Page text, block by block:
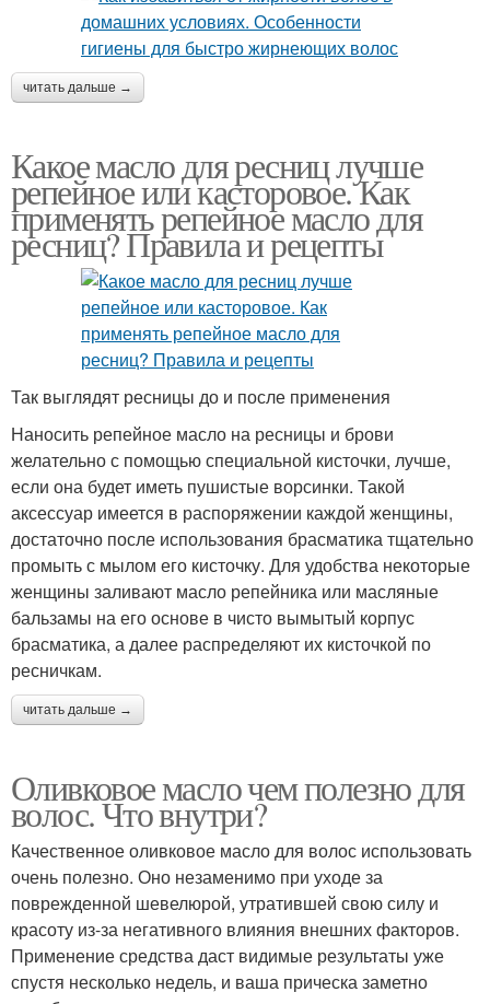
читать дальше →
Какое масло для ресниц лучше
репейное или касторовое. Как
применять репейное масло для
ресниц? Правила и рецепты
Так выглядят ресницы до и после применения
Наносить репейное масло на ресницы и брови
желательно с помощью специальной кисточки, лучше,
если она будет иметь пушистые ворсинки. Такой
аксессуар имеется в распоряжении каждой женщины,
достаточно после использования брасматика тщательно
промыть с мылом его кисточку. Для удобства некоторые
женщины заливают масло репейника или масляные
бальзамы на его основе в чисто вымытый корпус
брасматика, а далее распределяют их кисточкой по
ресничкам.
читать дальше →
Оливковое масло чем полезно для
волос. Что внутри?
Качественное оливковое масло для волос использовать
очень полезно. Оно незаменимо при уходе за
поврежденной шевелюрой, утратившей свою силу и
красоту из-за негативного влияния внешних факторов.
Применение средства даст видимые результаты уже
спустя несколько недель, и ваша прическа заметно